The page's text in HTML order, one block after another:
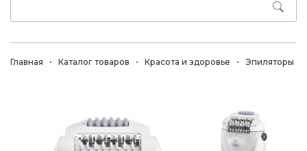
Главная Каталог товаров Красота и здоровье Эпиляторы